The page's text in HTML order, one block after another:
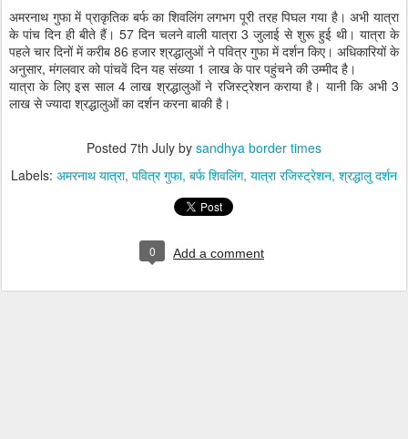
अमरनाथ गुफा में प्राकृतिक बर्फ का शिवलिंग लगभग पूरी तरह पिघल गया है। अभी यात्रा
के पांच दिन ही बीते हैं। 57 दिन चलने वाली यात्रा 3 जुलाई से शुरू हुई थी। यात्रा के
पहले चार दिनों में करीब 86 हजार श्रद्धालुओं ने पवित्र गुफा में दर्शन किए। अधिकारियों के
अनुसार, मंगलवार को पांचवें दिन यह संख्या 1 लाख के पार पहुंचने की उम्मीद है।
यात्रा के लिए इस साल 4 लाख श्रद्धालुओं ने रजिस्ट्रेशन कराया है। यानी कि अभी 3
लाख से ज्यादा श्रद्धालुओं का दर्शन करना बाकी है।
Posted 7th July by sandhya border times
Labels: अमरनाथ यात्रा पवित्र गुफा बर्फ शिवलिंग यात्रा रजिस्ट्रेशन श्रद्धालु दर्शन
0 Add a comment